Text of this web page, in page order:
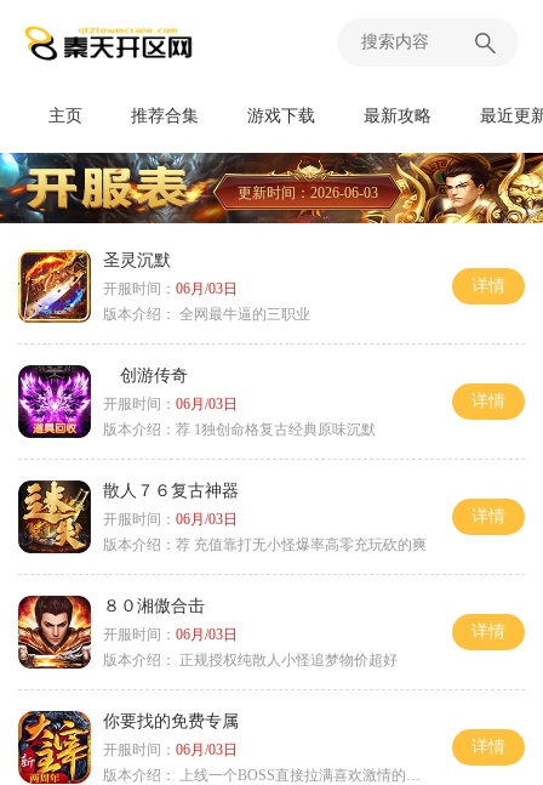
主页 推荐合集 游戏下载 最新攻略 最近更
更新时间：2026-06-03
圣灵沉默
开服时间： 06月/03日
版本介绍： 全网最牛逼的三职业
详情
创游传奇
开服时间： 06月/03日
版本介绍： 荐 1独创命格复古经典原味沉默
详情
散人７６复古神器
开服时间： 06月/03日
版本介绍： 荐 充值靠打无小怪爆率高零充玩砍的爽
详情
８０湘傲合击
开服时间： 06月/03日
版本介绍：
正规授权纯散人小怪追梦物价超好
详情
你要找的免费专属
开服时间： 06月/03日
版本介绍：
上线一个BOSS直接拉满喜欢激情的朋友进
详情